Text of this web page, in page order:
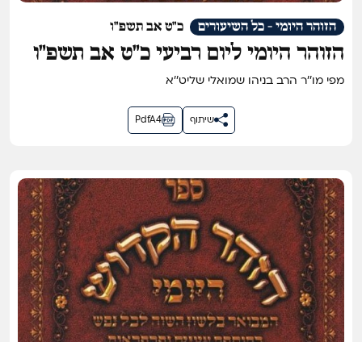
כ"ט אב תשפ"ו הזוהר היומי - כל השיעורים
הזוהר היומי ליום רביעי כ״ט אב תשפ״ו
מפי מו''ר הרב בניהו שמואלי שליט''א
PdfA4 שיתוף